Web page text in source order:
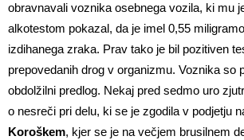
obravnavali voznika osebnega vozila, ki mu
alkotestom pokazal, da je imel 0,55
izdihanega zraka. Prav tako je bil pozitiven
prepovedanih drog v organizmu. Voznika so
obdolžilni predlog. Nekaj pred sedmo uro
o nesreči pri delu, ki se je zgodila v podjetju
Koroškem, kjer se je na večjem brusilnem